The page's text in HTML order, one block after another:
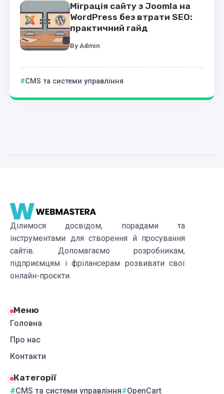
Міграція сайту з Joomla на
WordPress без втрати SEO:
практичний гайд
ByAdmin
CMS та системи управління
Ділимося досвідом, порадами та
інструментами для створення й просування
сайтів. Допомагаємо розробникам,
підприємцям і фрілансерам розвивати свої
онлайн-проєкти.
Меню
Головна
Про нас
Контакти
Категорії
CMS та системи управління OpenCart